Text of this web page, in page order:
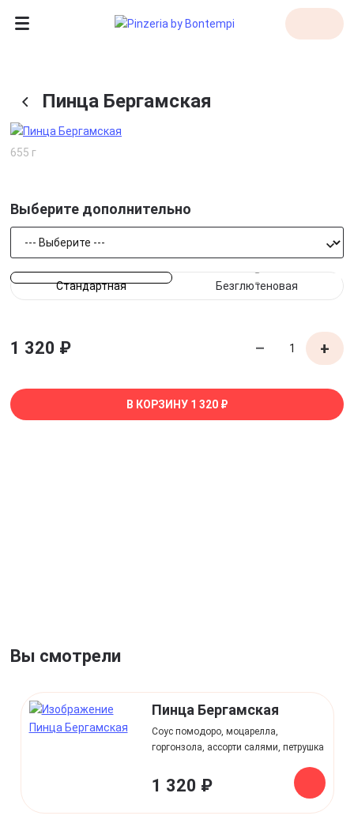
Пинца Бергамская
655 г
Выберите дополнительно
Стандартная Безглютеновая
1 320 ₽ – +
В КОРЗИНУ 1 320 ₽
Вы смотрели
Пинца Бергамская
Соус помодоро, моцарелла,
горгонзола, ассорти салями, петрушка
1 320 ₽